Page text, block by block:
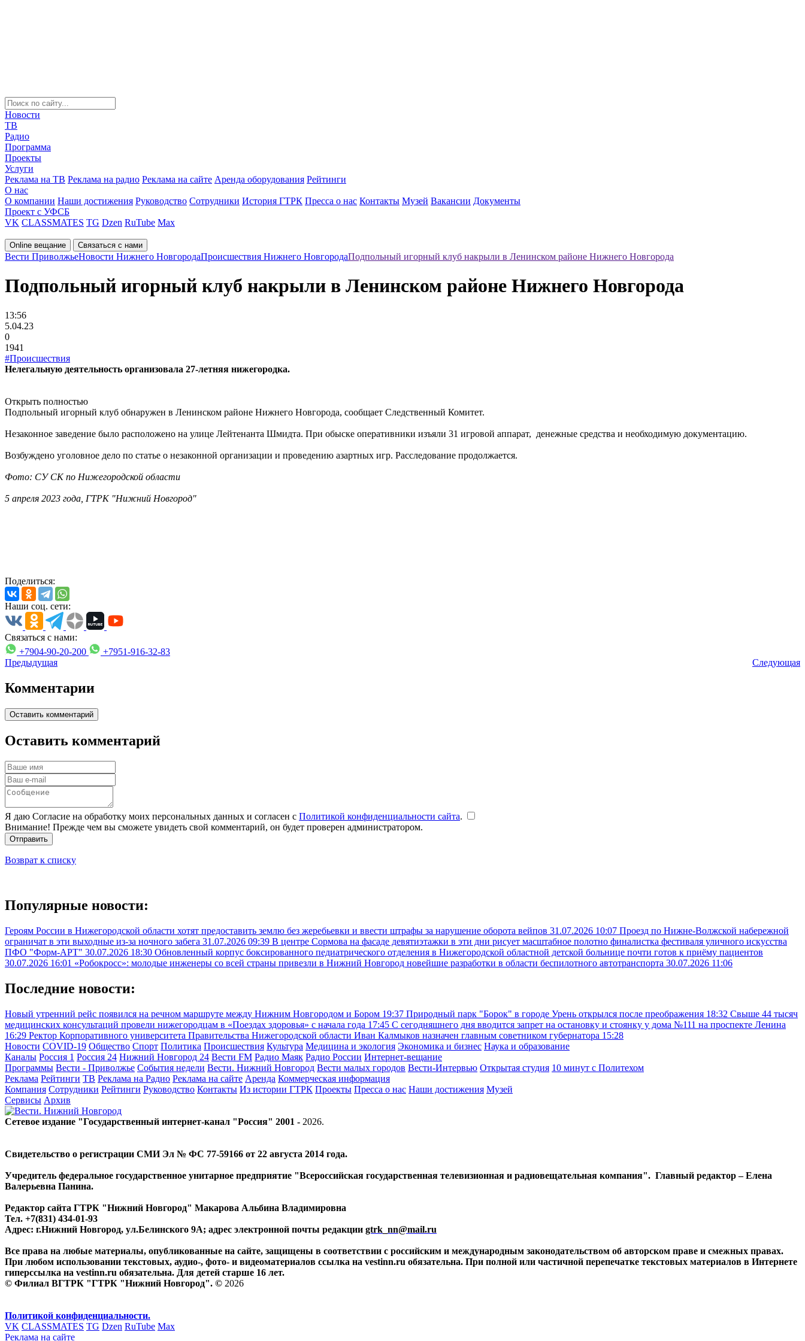
Новости
ТВ
Радио
Программа
Проекты
Услуги
Реклама на ТВ Реклама на радио Реклама на сайте Аренда оборудования Рейтинги
О нас
О компании Наши достижения Руководство Сотрудники История ГТРК Пресса о нас Контакты Музей Вакансии Документы
Проект с УФСБ
VK CLASSMATES TG Dzen RuTube Max
Online вещание Связаться с нами
Вести ПриволжьеНовости Нижнего НовгородаПроисшествия Нижнего НовгородаПодпольный игорный клуб накрыли в Ленинском районе Нижнего Новгорода
Подпольный игорный клуб накрыли в Ленинском районе Нижнего Новгорода
13:56
5.04.23
0
1941
#Происшествия
Нелегальную деятельность организовала 27-летняя нижегородка.
Открыть полностью
Подпольный игорный клуб обнаружен в Ленинском районе Нижнего Новгорода, сообщает Следственный Комитет.
Незаконное заведение было расположено на улице Лейтенанта Шмидта. При обыске оперативники изъяли 31 игровой аппарат, денежные средства и необходимую документацию.
Возбуждено уголовное дело по статье о незаконной организации и проведению азартных игр. Расследование продолжается.
Фото: СУ СК по Нижегородской области
5 апреля 2023 года, ГТРК "Нижний Новгород"
Поделиться:
Наши соц. сети:
Связаться с нами:
+7904-90-20-200
+7951-916-32-83
Предыдущая
Следующая
Комментарии
Оставить комментарий
Оставить комментарий
Я даю Согласие на обработку моих персональных данных и согласен с Политикой конфиденциальности сайта.
Внимание! Прежде чем вы сможете увидеть свой комментарий, он будет проверен администратором.
Отправить
Возврат к списку
Популярные новости:
Героям России в Нижегородской области хотят предоставить землю без жеребьевки и ввести штрафы за нарушение оборота вейпов 31.07.2026 10:07 Проезд по Нижне-Волжской набережной
ограничат в эти выходные из-за ночного забега 31.07.2026 09:39 В центре Сормова на фасаде девятиэтажки в эти дни рисует масштабное полотно финалистка фестиваля уличного искусства
ПФО "Форм-АРТ" 30.07.2026 18:30 Обновленный корпус боксированного педиатрического отделения в Нижегородской областной детской больнице почти готов к приёму пациентов
30.07.2026 16:01 «Робокросс»: молодые инженеры со всей страны привезли в Нижний Новгород новейшие разработки в области беспилотного автотранспорта 30.07.2026 11:06
Последние новости:
Новый утренний рейс появился на речном маршруте между Нижним Новгородом и Бором 19:37 Природный парк "Борок" в городе Урень открылся после преображения 18:32 Свыше 44 тысяч
медицинских консультаций провели нижегородцам в «Поездах здоровья» с начала года 17:45 С сегодняшнего дня вводится запрет на остановку и стоянку у дома №111 на проспекте Ленина
16:29 Ректор Корпоративного университета Правительства Нижегородской области Иван Калмыков назначен главным советником губернатора 15:28
Новости COVID-19 Общество Спорт Политика Происшествия Культура Медицина и экология Экономика и бизнес Наука и образование
Каналы Россия 1 Россия 24 Нижний Новгород 24 Вести FM Радио Маяк Радио России Интернет-вещание
Программы Вести - Приволжье События недели Вести. Нижний Новгород Вести малых городов Вести-Интервью Открытая студия 10 минут с Политехом
Реклама Рейтинги ТВ Реклама на Радио Реклама на сайте Аренда Коммерческая информация
Компания Сотрудники Рейтинги Руководство Контакты Из истории ГТРК Проекты Пресса о нас Наши достижения Музей
Сервисы Архив
Сетевое издание "Государственный интернет-канал "Россия" 2001 - 2026.
Свидетельство о регистрации СМИ Эл № ФС 77-59166 от 22 августа 2014 года.
Учредитель федеральное государственное унитарное предприятие "Всероссийская государственная телевизионная и радиовещательная компания". Главный редактор – Елена
Валерьевна Панина.
Редактор сайта ГТРК "Нижний Новгород" Макарова Альбина Владимировна
Тел. +7(831) 434-01-93
Адрес: г.Нижний Новгород, ул.Белинского 9А; адрес электронной почты редакции gtrk_nn@mail.ru
Все права на любые материалы, опубликованные на сайте, защищены в соответствии с российским и международным законодательством об авторском праве и смежных правах.
При любом использовании текстовых, аудио-, фото- и видеоматериалов ссылка на vestinn.ru обязательна. При полной или частичной перепечатке текстовых материалов в Интернете
гиперссылка на vestinn.ru обязательна. Для детей старше 16 лет.
© Филиал ВГТРК "ГТРК "Нижний Новгород". © 2026
Политикой конфиденциальности.
VK CLASSMATES TG Dzen RuTube Max
Реклама на сайте